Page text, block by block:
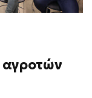
αγροτών